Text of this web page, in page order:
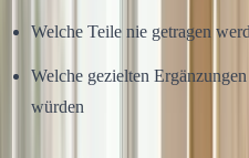
Welche Teile nie getragen
Welche gezielten
würden